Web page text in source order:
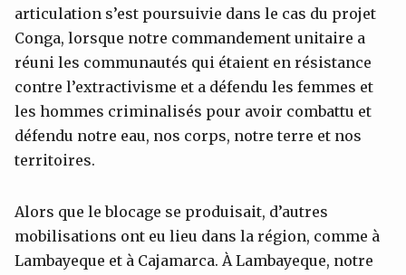
articulation s’est poursuivie dans le cas du projet
Conga, lorsque notre commandement unitaire a
réuni les communautés qui étaient en résistance
contre l’extractivisme et a défendu les femmes et
les hommes criminalisés pour avoir combattu et
défendu notre eau, nos corps, notre terre et nos
territoires.
Alors que le blocage se produisait, d’autres
mobilisations ont eu lieu dans la région, comme à
Lambayeque et à Cajamarca. À Lambayeque, notre